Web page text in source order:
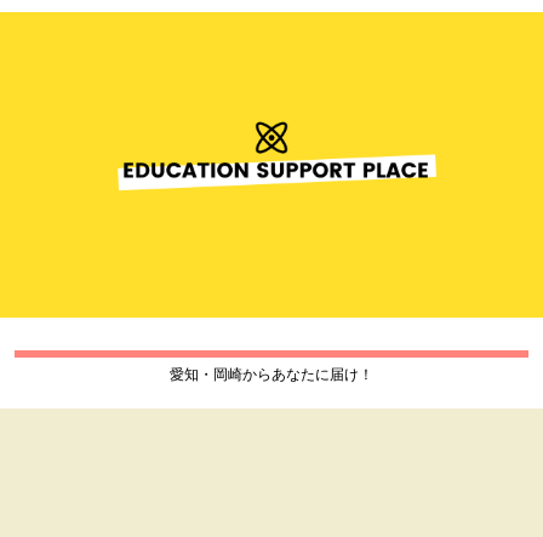
愛知・岡崎からあなたに届け！